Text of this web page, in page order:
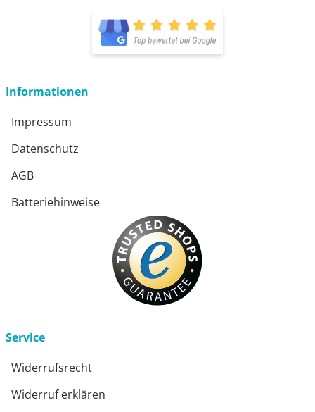
öffnet in neuem Fenster
Informationen
Impressum
Datenschutz
AGB
Batteriehinweise
Service
Widerrufsrecht
Widerruf erklären